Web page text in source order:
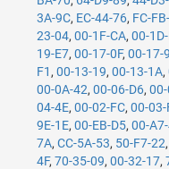
3A-9C, EC-44-76, FC-
23-04,00-1F-CA,00-
19-E7,00-17-0F,00-17-
F1 ,00-13-19,00-13-1A,
00-0A-42,00-06-D6,
04-4E,00-02-FC,00-03-
9E-1E,00-EB-D5,00-
7A,CC-5A-53, 50-F7-22
4F,70-35-09,00-32-17,